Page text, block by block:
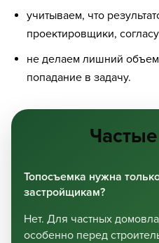
учитываем, что
проектировщики,
не делаем лишний
попадание в задачу.
Топосъемка нужна
застройщикам?
Нет. Для частных
особенно перед